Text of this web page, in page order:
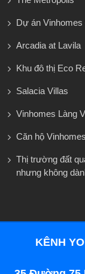
Dự án
Arcadia at Lavila
Khu đô thị Eco
Salacia Villas
Vinhomes Làng
Căn hộ
Thị trường đất
nhưng không
KÊNH